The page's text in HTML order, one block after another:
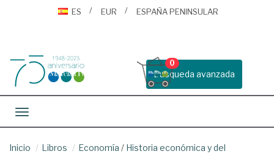
ES
EUR ESPAÑA PENINSULAR
Busqueda avanzada
0
Toggle navigation
Inicio Libros Economía / Historia económica y del